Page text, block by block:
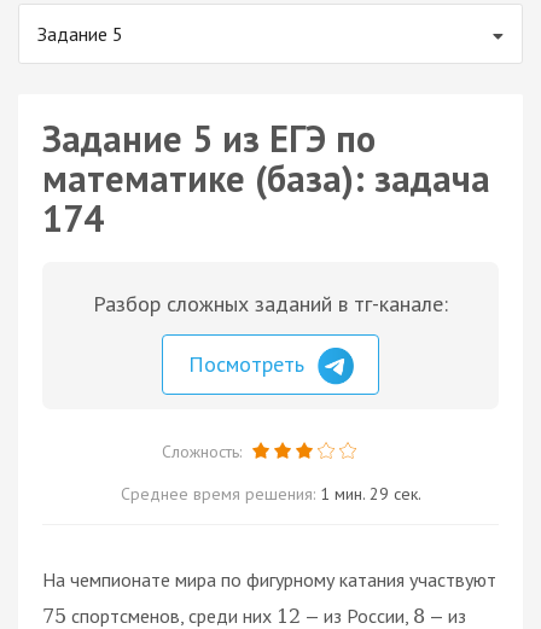
Задание 5
Задание 5 из ЕГЭ по
математике (база): задача
174
Разбор сложных заданий в тг-канале:
Посмотреть
Сложность:
Среднее время решения: 1 мин. 29 сек.
На чемпионате мира по фигурному катания участвуют
75 спортсменов, среди них 12 — из России, 8 — из